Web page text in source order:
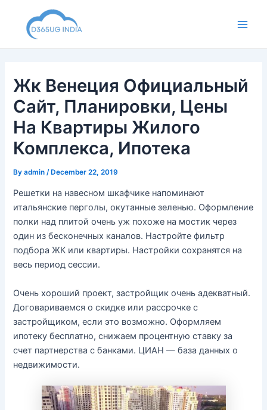
content
Жк Венеция Официальный
Сайт, Планировки, Цены
На Квартиры Жилого
Комплекса, Ипотека
Byadmin/ December 22, 2019
Решетки на навесном шкафчике напоминают
итальянские перголы, окутанные зеленью. Оформление
полки над плитой очень уж похоже на мостик через
один из бесконечных каналов. Настройте фильтр
подбора ЖК или квартиры. Настройки сохранятся на
весь период сессии.
Очень хороший проект, застройщик очень адекватный.
Договариваемся о скидке или рассрочке с
застройщиком, если это возможно. Оформляем
ипотеку бесплатно, снижаем процентную ставку за
счет партнерства с банками. ЦИАН — база данных о
недвижимости.